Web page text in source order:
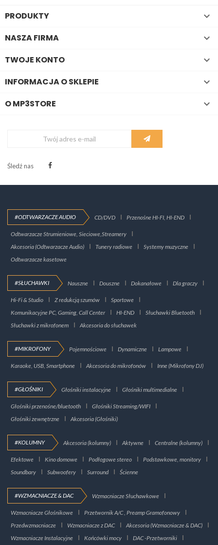
PRODUKTY 
NASZA FIRMA 
TWOJE KONTO 
INFORMACJA O SKLEPIE 
O MP3STORE 
Śledź nas
#ODTWARZACZE AUDIO CD/DVD Przenośne HI-FI, HI-END
Odtwarzacze Strumieniowe, Sieciowe,Streamery
Akcesoria (Odtwarzacze Audio)
Tunery radiowe
Systemy muzyczne
Odtwarzacze kasetowe
#SŁUCHAWKI Nauszne Douszne Dokanałowe Dla graczy
Hi-Fi & Studio Z redukcją szumów
Sportowe
Komunikacyjne PC, Gaming, Call Center
HI-END
Słuchawki Bluetooth
Słuchawki z mikrofonem
Akcesoria do słuchawek
#MIKROFONY Pojemnościowe Dynamiczne Lampowe
Karaoke, USB, Smartphone Akcesoria do mikrofonów Inne (Mikrofony DJ)
#GŁOŚNIKI Głośniki instalacyjne Głośniki multimedialne
Głośniki przenośne/bluetooth
Głośniki Streaming/WIFI
Głośniki zewnętrzne
Akcesoria (Głośniki)
#KOLUMNY Akcesoria (kolumny) Aktywne Centralne (kolumny)
Efektowe Kino domowe Podłogowe stereo
Podstawkowe, monitory
Soundbary
Subwoofery Surround Ścienne
#WZMACNIACZE & DAC Wzmacniacze Słuchawkowe
Wzmacniacze Głośnikowe
Przetwornik A/C , Preamp Gramofonowy
Przedwzmacniacze
Wzmacniacze z DAC
Akcesoria (Wzmacniacze & DAC)
Wzmacniacze Instalacyjne
Końcówki mocy DAC -Przetworniki